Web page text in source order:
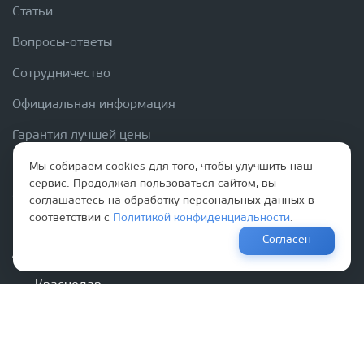
Статьи
Вопросы-ответы
Сотрудничество
Официальная информация
Гарантия лучшей цены
Политика конфиденциальности
Способы и порядок оплаты
Краснодар
Мы собираем cookies для того, чтобы улучшить наш
сервис. Продолжая пользоваться сайтом, вы
соглашаетесь на обработку персональных данных в
соответствии с
Политикой конфиденциальности.
Согласен